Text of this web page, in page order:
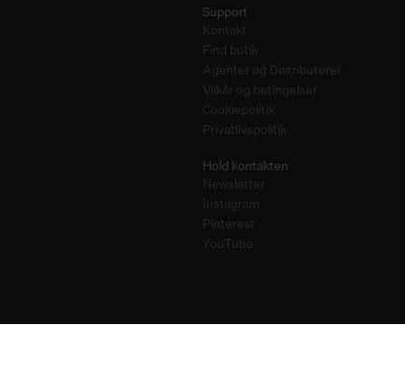
Support
Kontakt
Find butik
Agenter og Distributører
Vilkår og betingelser
Cookiepolitik
Privatlivspolitik
Hold kontakten
Newsletter
Instagram
Pinterest
YouTube